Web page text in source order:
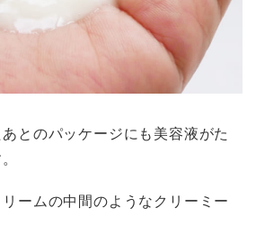
とのパッケージにも美容液がた
ームの中間のようなクリーミー